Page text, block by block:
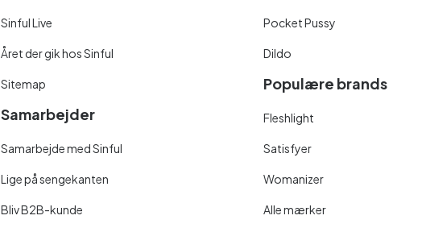
Sinful Live
Året der gik hos Sinful
Sitemap
Samarbejder
Samarbejde med Sinful
Lige på sengekanten
Bliv B2B-kunde
Pocket Pussy
Dildo
Populære brands
Fleshlight
Satisfyer
Womanizer
Alle mærker